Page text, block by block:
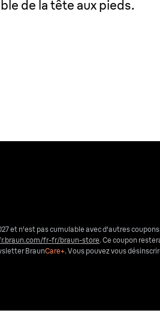
de la tête aux pieds.
et n'est pas cumulable avec d'autres
fr-fr/braun-store. Ce coupon
BraunCare+. Vous pouvez vous